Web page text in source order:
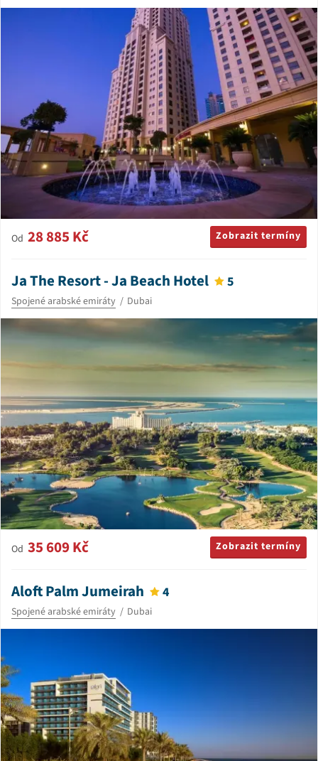
Od 28 885 Kč Zobrazit termíny
Ja The Resort - Ja Beach Hotel 5
Spojené arabské emiráty Dubai
Od 35 609 Kč Zobrazit termíny
Aloft Palm Jumeirah 4
Spojené arabské emiráty Dubai